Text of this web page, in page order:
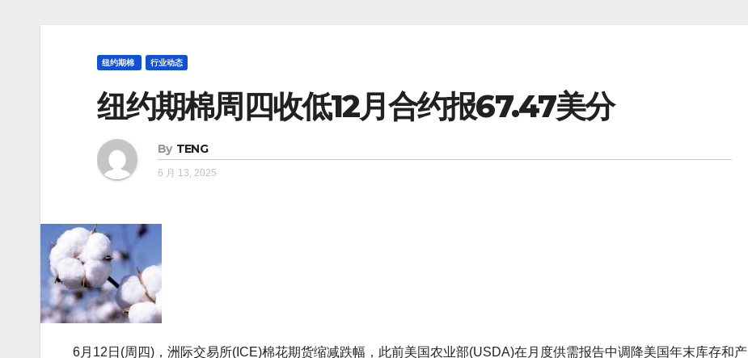
纽约期棉 行业动态
纽约期棉周四收低12月合约报67.47美分
By TENG
6 月 13, 2025
6月12日(周四)，洲际交易所(ICE)棉花期货缩减跌幅，此前美国农业部(USDA)在月度供需报告中调降美国年末库存和产